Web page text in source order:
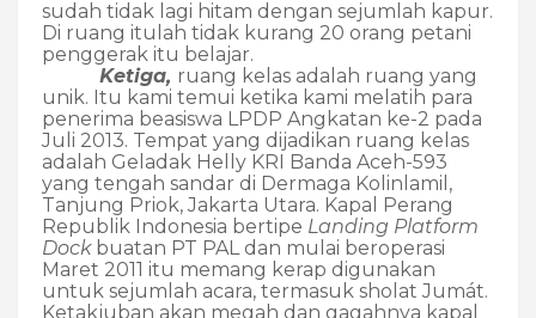
sudah tidak lagi hitam dengan sejumlah kapur.
Di ruang itulah tidak kurang 20 orang petani
penggerak itu belajar.
Ketiga, ruang kelas adalah ruang yang
unik. Itu kami temui ketika kami melatih para
penerima beasiswa LPDP Angkatan ke-2 pada
Juli 2013. Tempat yang dijadikan ruang kelas
adalah Geladak Helly KRI Banda Aceh-593
yang tengah sandar di Dermaga Kolinlamil,
Tanjung Priok, Jakarta Utara. Kapal Perang
Republik Indonesia bertipe Landing Platform
Dockbuatan PT PAL dan mulai beroperasi
Maret 2011 itu memang kerap digunakan
untuk sejumlah acara, termasuk sholat Jumát.
Ketakjuban akan megah dan gagahnya kapal